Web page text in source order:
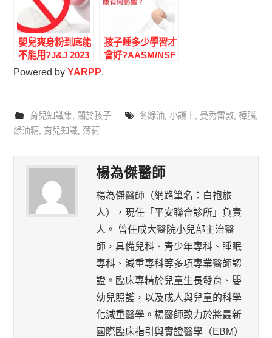
嬰兒爽身粉到底能
不能用?J&J 2023
全球停產+IARC
2024 滑石升級 2A
用|兒科醫師完整
解答
孩子睡多少學習才
會好?AASM/NSF
解答
Powered byYARPP.
育兒知識集, 關於孩子 冬綠油, 小護士, 曼秀雷敦, 樟腦,
綠油精, 育兒知識, 薄荷
楊為傑醫師
楊為傑醫師（網路筆名：白袍旅
人），現任「平安聯合診所」負責
人。 曾任成大醫院小兒部主治醫
師，具備兒科、青少年專科、睡眠
專科、減重專科等多項專業醫師認
證。臨床專精於兒童生長發育、嬰
幼兒照護，以及成人與兒童的科學
化減重醫學。楊醫師致力於將最新
國際臨床指引與實證醫學（EBM）